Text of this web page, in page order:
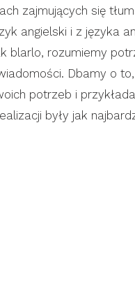
zajmujących się
angielski i z języka
blarlo, rozumiemy
Dbamy o
potrzeb i
były jak